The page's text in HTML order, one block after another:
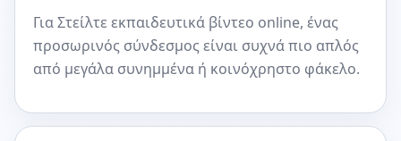
Για Στείλτε εκπαιδευτικά βίντεο online, ένας
προσωρινός σύνδεσμος είναι συχνά πιο απλός
από μεγάλα συνημμένα ή κοινόχρηστο φάκελο.